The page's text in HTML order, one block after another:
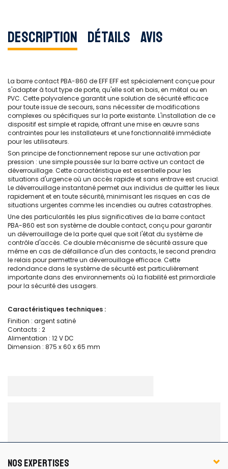
Description Détails Avis
La barre contact PBA-860 de EFF EFF est spécialement conçue pour
s'adapter à tout type de porte, qu'elle soit en bois, en métal ou en
PVC. Cette polyvalence garantit une solution de sécurité efficace
pour toute issue de secours, sans nécessiter de modifications
complexes ou spécifiques sur la porte existante. L'installation de ce
dispositif est simple et rapide, offrant une mise en œuvre sans
contraintes pour les installateurs et une fonctionnalité immédiate
pour les utilisateurs.
Son principe de fonctionnement repose sur une activation par
pression : une simple poussée sur la barre active un contact de
déverrouillage. Cette caractéristique est essentielle pour les
situations d'urgence où un accès rapide et sans entrave est crucial.
Le déverrouillage instantané permet aux individus de quitter les lieux
rapidement et en toute sécurité, minimisant les risques en cas de
situations urgentes comme les incendies ou autres catastrophes.
Une des particularités les plus significatives de la barre contact
PBA-860 est son système de double contact, conçu pour garantir
un déverrouillage de la porte quel que soit l'état du système de
contrôle d'accès. Ce double mécanisme de sécurité assure que
même en cas de défaillance d'un des contacts, le second prendra
le relais pour permettre un déverrouillage efficace. Cette
redondance dans le système de sécurité est particulièrement
importante dans des environnements où la fiabilité est primordiale
pour la sécurité des usagers.
Caractéristiques techniques :
Finition : argent satiné
Contacts : 2
Alimentation : 12 V DC
Dimension : 875 x 60 x 65 mm
NOS EXPERTISES